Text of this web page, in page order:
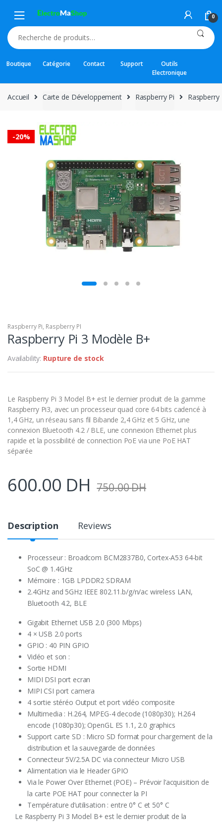
navigation
content
0
Recherche
pour :
Boutique Catégorie Contact Support
Outils
Electronique
Accueil Carte de Développement Raspberry Pi
-20%
Raspberry Pi, Raspberry PI
Raspberry Pi 3 Modèle B+
Availability: Rupture de stock
Le Raspberry Pi 3 Model B+ est le dernier produit de la gamme
Raspberry Pi3, avec un processeur quad core 64 bits cadencé à
1,4 GHz, un réseau sans fil Bibande 2,4 GHz et 5 GHz, une
connexion Bluetooth 4.2 / BLE, une connexion Ethernet plus
rapide et la possibilité de connection PoE via une PoE HAT
séparée
600.00 DH 750.00DH
Description Reviews
Processeur : Broadcom BCM2837B0, Cortex-A53 64-bit
SoC @ 1.4GHz
Mémoire : 1GB LPDDR2 SDRAM
2.4GHz and 5GHz IEEE 802.11.b/g/n/ac wireless LAN,
Bluetooth 4.2, BLE
Gigabit Ethernet USB 2.0 (300 Mbps)
4 × USB 2.0 ports
GPIO : 40 PIN GPIO
Vidéo et son :
Sortie HDMI
MIDI DSI port ecran
MIPI CSI port camera
4 sortie stéréo Output et port vidéo composite
Multimedia : H.264, MPEG-4 decode (1080p30); H.264
encode (1080p30); OpenGL ES 1.1, 2.0 graphics
Support carte SD : Micro SD format pour chargement de la
distribution et la sauvegarde de données
Connecteur 5V/2.5A DC via connecteur Micro USB
Alimentation via le Header GPIO
Via le Power Over Ethernet (POE) – Prévoir l’acquisition de
la carte POE HAT pour connecter la PI
Température d’utilisation : entre 0° C et 50° C
Le Raspberry Pi 3 Model B+ est le dernier produit de la